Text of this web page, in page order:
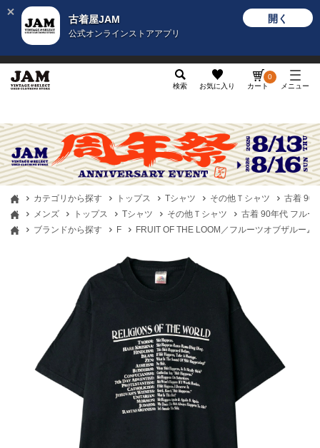
古着屋JAM
公式オンラインストアアプリ
開く
検索 お気に入り カート
0
メニュー
カテゴリから探す トップス Tシャツ その他Ｔシャツ
古着 90
メンズ
トップス Tシャツ その他Ｔシャツ
古着 90年代 フルー
ブランドから探す
F FRUIT OF THE LOOM／フルーツオブザルーム